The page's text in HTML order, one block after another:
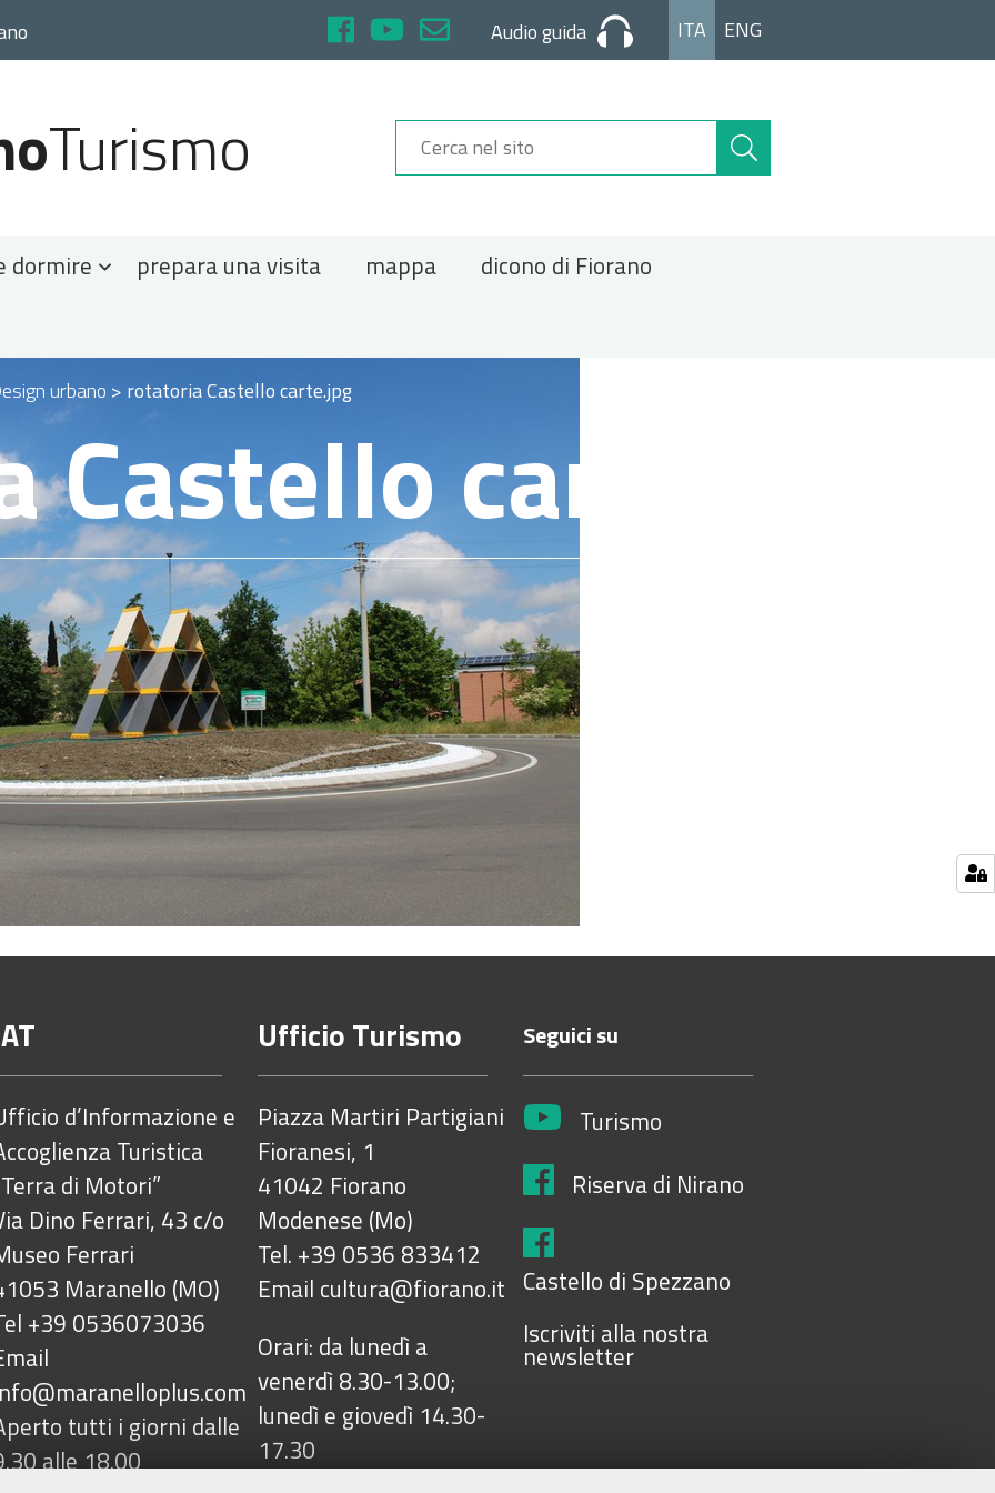
Audio guida ITA ENG
Turismo
Cerca
nel
dormire prepara una visita mappa
dicono di Fiorano
urbano > rotatoria Castello carte.jpg
Castello carte.jpg
d’Informazione e
Turistica
di Motori”
Dino Ferrari, 43 c/o
Ferrari
Maranello (MO)
+39 0536073036
tutti i giorni dalle
alle 18.00
Ufficio Turismo
Piazza Martiri Partigiani
Fioranesi, 1
41042 Fiorano
Modenese (Mo)
Tel. +39 0536 833412
Email cultura@fiorano.it
Orari: da lunedì a
venerdì 8.30-13.00;
lunedì e giovedì 14.30-
17.30
Seguici su
Turismo
Riserva di Nirano
Castello di Spezzano
Iscriviti alla nostra
newsletter